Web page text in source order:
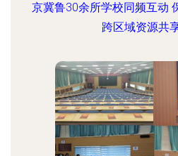
京冀鲁30余所学校同频互动
跨区域资源共